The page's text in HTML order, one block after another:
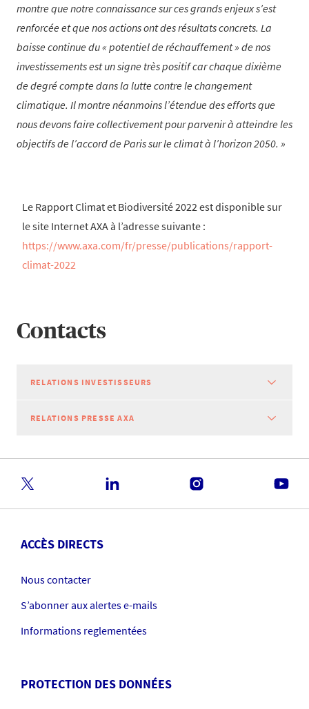
montre que notre connaissance sur ces grands enjeux s’est
renforcée et que nos actions ont des résultats concrets. La
baisse continue du « potentiel de réchauffement » de nos
investissements est un signe très positif car chaque dixième
de degré compte dans la lutte contre le changement
climatique. Il montre néanmoins l’étendue des efforts que
nous devons faire collectivement pour parvenir à atteindre les
objectifs de l’accord de Paris sur le climat à l’horizon 2050.
Le Rapport Climat et Biodiversité 2022 est disponible sur
le site Internet AXA à l’adresse suivante :
https://www.axa.com/fr/presse/publications/rapport-
climat-2022
Contacts
RELATIONS INVESTISSEURS
RELATIONS PRESSE AXA
ACCÈS DIRECTS
Nous contacter
S’abonner aux alertes e-mails
Informations reglementées
PROTECTION DES DONNÉES